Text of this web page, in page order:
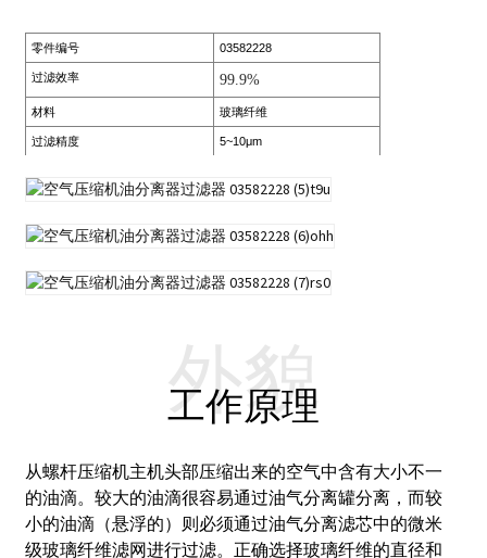
零件编号 03582228
过滤效率 99.9%
材料 玻璃纤维
过滤精度 5~10μm
工作原理
外貌
从螺杆压缩机主机头部压缩出来的空气中含有大小不一
的油滴。较大的油滴很容易通过油气分离罐分离，而较
小的油滴（悬浮的）则必须通过油气分离滤芯中的微米
级玻璃纤维滤网进行过滤。 正确选择玻璃纤维的直径和